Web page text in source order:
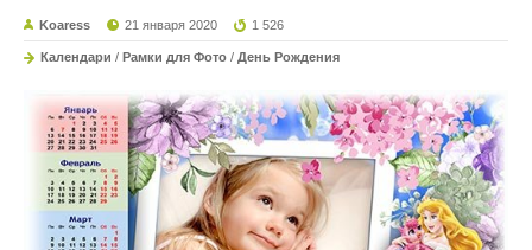
Koaress 21 января 2020 1 526
Календари / Рамки для Фото / День Рождения